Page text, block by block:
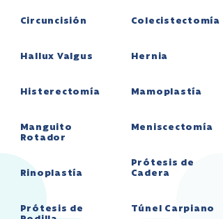
Circuncisión
Hallux Valgus
Histerectomía
Manguito
Rotador
Rinoplastía
Prótesis de
Colecistectomía
Hernia
Mamoplastía
Meniscectomía
Prótesis de
Cadera
Túnel Carpiano